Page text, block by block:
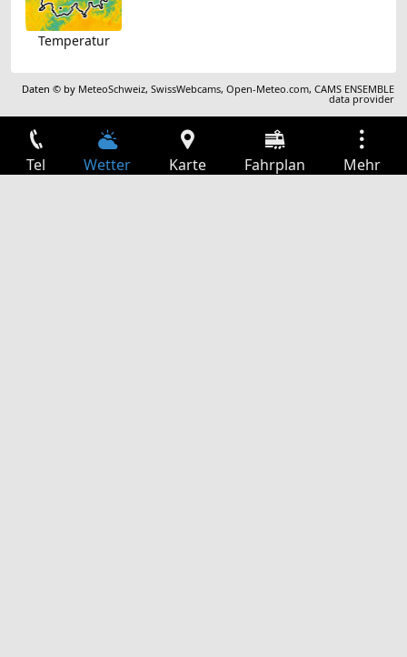
Temperatur
Daten © by MeteoSchweiz,SwissWebcams,Open-Meteo.com,CAMS ENSEMBLE
data provider
Tel Wetter Karte Fahrplan Mehr